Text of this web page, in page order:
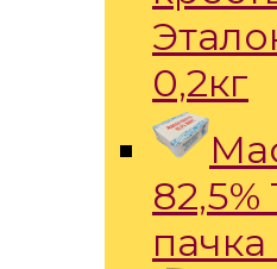
0,2кг
пачка